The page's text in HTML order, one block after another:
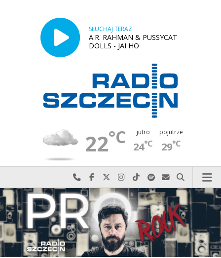
SŁUCHAJ TERAZ
A.R. RAHMAN & PUSSYCAT
DOLLS - JAI HO
22°C jutro
24°C
pojutrze
29°C
Najlepiej po prostu do nas zadzwoń
Odwiedź nas na Facebook-u
Odwiedź nas na X
Odwiedź nas na Instagram-ie
Odwiedź nas na TikTok-u
Szukaj nas na Spotify
Wyślij do nas
Szukaj